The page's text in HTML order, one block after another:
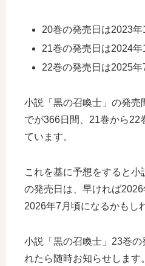
20巻の発売日は2023年
21巻の発売日は2024年
22巻の発売日は2025年
小説「黒の召喚士」の発売
でが366日間、21巻から22
ています。
これを基に予想をすると小
の発売日は、早ければ
2026年7月頃になるかもし
小説「黒の召喚士」23巻の
れたら随時お知らせします。